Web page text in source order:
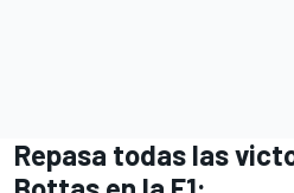
Repasa todas las